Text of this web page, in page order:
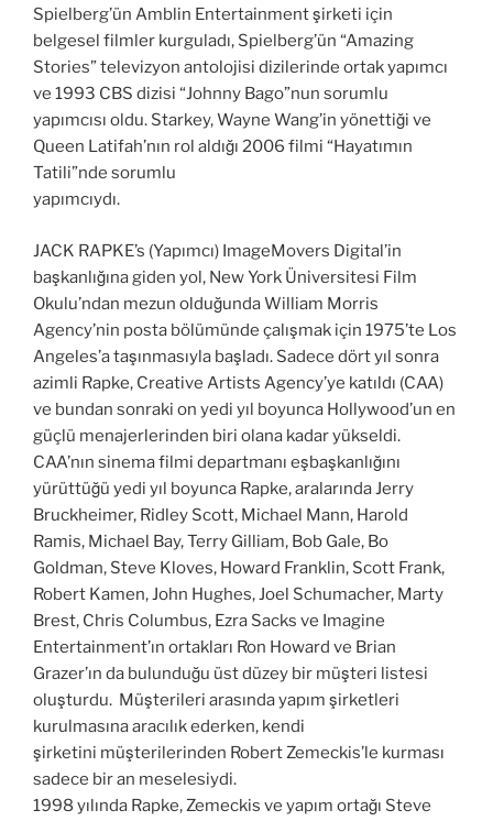
Spielberg’ün Amblin Entertainment şirketi için
belgesel filmler kurguladı, Spielberg’ün “Amazing
Stories” televizyon antolojisi dizilerinde ortak yapımcı
ve 1993 CBS dizisi “Johnny Bago”nun sorumlu
yapımcısı oldu. Starkey, Wayne Wang’in yönettiği ve
Queen Latifah’nın rol aldığı 2006 filmi “Hayatımın
Tatili”nde sorumlu
yapımcıydı.
JACK RAPKE’s (Yapımcı) ImageMovers Digital’in
başkanlığına giden yol, New York Üniversitesi Film
Okulu’ndan mezun olduğunda William Morris
Agency’nin posta bölümünde çalışmak için 1975’te Los
Angeles’a taşınmasıyla başladı. Sadece dört yıl sonra
azimli Rapke, Creative Artists Agency’ye katıldı (CAA)
ve bundan sonraki on yedi yıl boyunca Hollywood’un en
güçlü menajerlerinden biri olana kadar yükseldi.
CAA’nın sinema filmi departmanı eşbaşkanlığını
yürüttüğü yedi yıl boyunca Rapke, aralarında Jerry
Bruckheimer, Ridley Scott, Michael Mann, Harold
Ramis, Michael Bay, Terry Gilliam, Bob Gale, Bo
Goldman, Steve Kloves, Howard Franklin, Scott Frank,
Robert Kamen, John Hughes, Joel Schumacher, Marty
Brest, Chris Columbus, Ezra Sacks ve Imagine
Entertainment’ın ortakları Ron Howard ve Brian
Grazer’ın da bulunduğu üst düzey bir müşteri listesi
oluşturdu. Müşterileri arasında yapım şirketleri
kurulmasına aracılık ederken, kendi
şirketini müşterilerinden Robert Zemeckis’le kurması
sadece bir an meselesiydi.
1998 yılında Rapke, Zemeckis ve yapım ortağı Steve